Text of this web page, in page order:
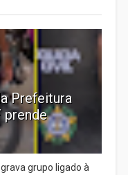
Prefeitura
prende
grupo ligado à